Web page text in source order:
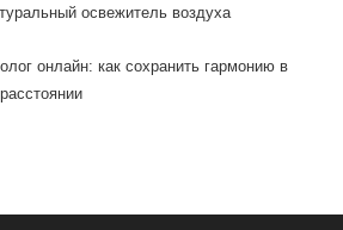
освежитель воздуха
онлайн: как сохранить гармонию в